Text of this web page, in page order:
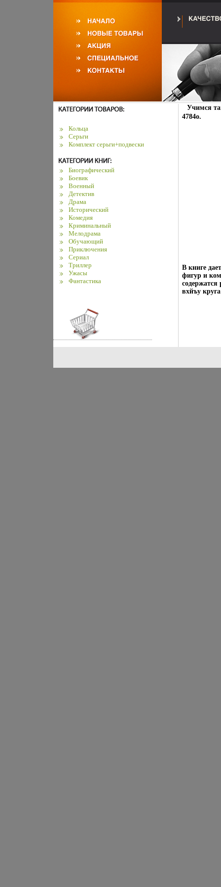
Кольца
Серьги
Комплект серьги+подвески
Биографический
Боевик
Военный
Детектив
Драма
Исторический
Комедия
Криминальный
Мелодрама
Обучающий
Приключения
Сериал
Триллер
Ужасы
Фантастика
Учимся
4784o.
В книге
фигур и
вхйъу